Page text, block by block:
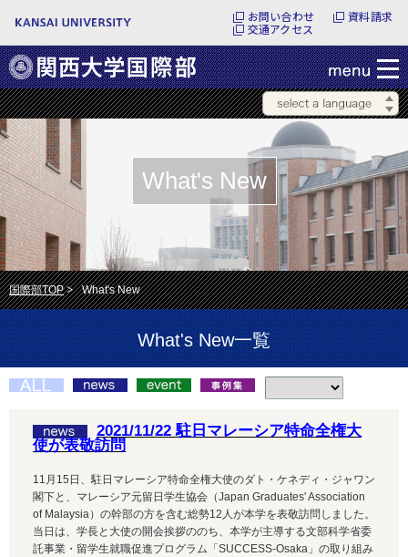
お問い合わせ
資料請求
交通アクセス
What's New
国際部TOP What's New
What's New一覧
2021/11/22 駐日マレーシア特命全権大
使が表敬訪問
11月15日、駐日マレーシア特命全権大使のダト・ケネディ・ジャワン
閣下と、マレーシア元留日学生協会（Japan Graduates' Association
of Malaysia）の幹部の方を含む総勢12人が本学を表敬訪問しました。
当日は、学長と大使の開会挨拶ののち、本学が主導する文部科学省委
託事業・留学生就職促進プログラム「SUCCESS-Osaka」の取り組み